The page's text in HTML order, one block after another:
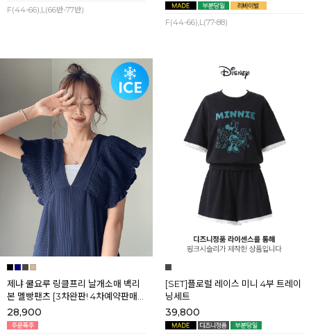
F(44-66),L(66반-77반)
F(44-66),L(77-88)
제냐 쿨요루 링클프리 날개소매 백리
본 멜빵팬츠 [3차완판! 4차예약판매]
[네이비] 8월셋째주 순차배송
28,900
[SET]플로럴 레이스 미니 4부 트레이
닝세트
39,800